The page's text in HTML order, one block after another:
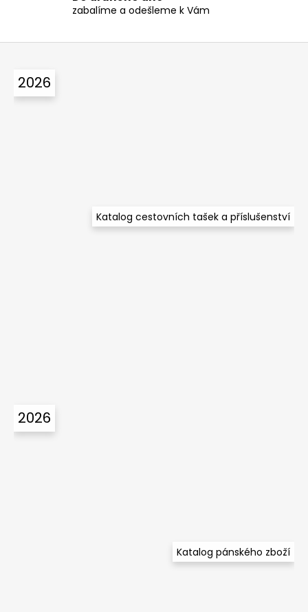
i
u
zabalíme a odešleme k Vám
2026
Katalog cestovních tašek a příslušenství
2026
Katalog pánského zboží